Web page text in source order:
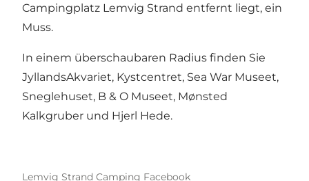
Campingplatz Lemvig Strand entfernt liegt, ein
Muss.
In einem überschaubaren Radius finden Sie
JyllandsAkvariet, Kystcentret, Sea War Museet,
Sneglehuset, B & O Museet, Mønsted
Kalkgruber und Hjerl Hede.
Lemvig Strand Camping Facebook